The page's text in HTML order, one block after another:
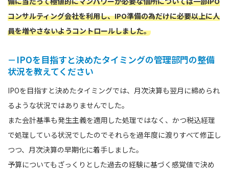
コンサルティング会社を利用し、IPO準備の為だけに必要以上に人
員を増やさないようコントロールしました。
－IPOを目指すと決めたタイミングの管理部門の整備
状況を教えてください
IPOを目指すと決めたタイミングでは、月次決算も翌月に締められ
るような状況ではありませんでした。
また会計基準も発生主義を適用した処理ではなく、かつ税込経理
で処理している状況でしたのでそれらを過年度に渡りすべて修正し
つつ、月次決算の早期化に着手しました。
予算についてもざっくりとした過去の経験に基づく感覚値で決め